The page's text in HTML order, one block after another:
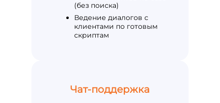
(без поиска)
Ведение диалогов с
клиентами по готовым
скриптам
Чат-поддержка